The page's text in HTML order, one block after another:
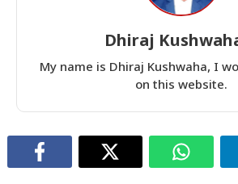
Dhiraj
My name is Dhiraj Kushwaha, I
on this website.